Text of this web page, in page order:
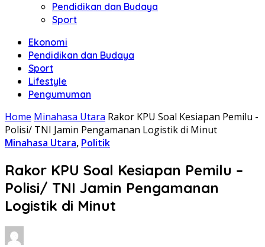
Pendidikan dan Budaya
Sport
Ekonomi
Pendidikan dan Budaya
Sport
Lifestyle
Pengumuman
Home Minahasa Utara Rakor KPU Soal Kesiapan Pemilu -
Polisi/ TNI Jamin Pengamanan Logistik di Minut
Minahasa Utara, Politik
Rakor KPU Soal Kesiapan Pemilu –
Polisi/ TNI Jamin Pengamanan
Logistik di Minut